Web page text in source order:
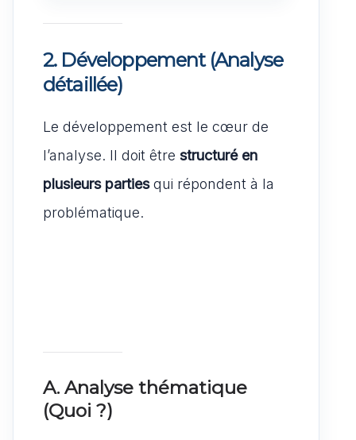
2. Développement (Analyse
détaillée)
Le développement est le cœur de
l’analyse. Il doit être structuré en
plusieurs partiesqui répondent à la
problématique.
A. Analyse thématique
(Quoi ?)